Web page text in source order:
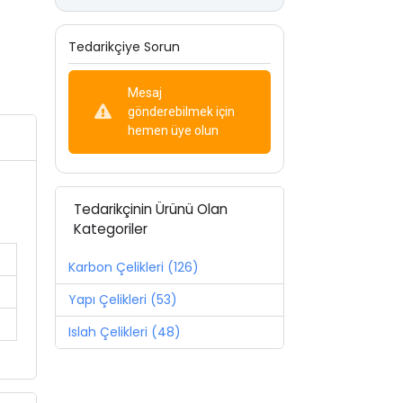
Tedarikçiye Sorun
Mesaj
gönderebilmek için
hemen üye olun
Tedarikçinin Ürünü Olan
Kategoriler
Karbon Çelikleri (126)
Yapı Çelikleri (53)
Islah Çelikleri (48)